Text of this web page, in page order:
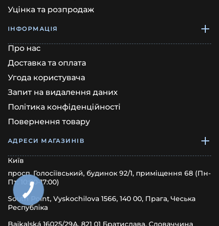
Уцінка та розпродаж
ІНФОРМАЦІЯ
Про нас
Доставка та оплата
Угода користувача
Запит на видалення даних
Політика конфіденційності
Повернення товару
АДРЕСИ МАГАЗИНІВ
Київ
просп. Голосіївський, будинок 92/1, приміщення 68 (Пн-
Пт: 10:00-17:00)
South Point, Vyskochilova 1566, 140 00, Прага, Чеська
Республіка
Bajkalská 16025/29A, 821 01 Братислава, Словаччина